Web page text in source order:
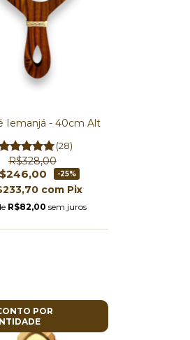
Iemanjá - 40cm Alt
(28)
R$328,00
-25%
com Pix
R$82,00 sem juros
POR